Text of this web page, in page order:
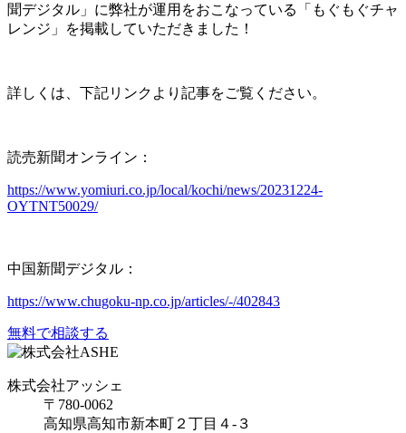
聞デジタル」に弊社が運用をおこなっている「もぐもぐチャ
レンジ」を掲載していただきました！
詳しくは、下記リンクより記事をご覧ください。
読売新聞オンライン：
https://www.yomiuri.co.jp/local/kochi/news/20231224-
OYTNT50029/
中国新聞デジタル：
https://www.chugoku-np.co.jp/articles/-/402843
無料で相談する
株式会社アッシェ
〒780-0062
高知県高知市新本町２丁目４-３